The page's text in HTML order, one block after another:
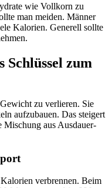
wie Vollkorn zu
man meiden. Männer
Kalorien. Generell sollte
zum
zu verlieren. Sie
aufzubauen. Das steigert
Mischung aus Ausdauer-
verbrennen. Beim